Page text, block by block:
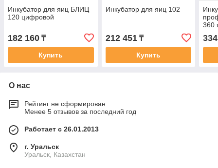
Инкубатор для яиц БЛИЦ
120 цифровой
182 160 ₸
Купить
Инкубатор для яиц 102
212 451₸
Купить
360
О нас
Рейтинг не сформирован
Менее 5 отзывов за последний год
Работает с 26.01.2013
г. Уральск
Уральск, Казахстан